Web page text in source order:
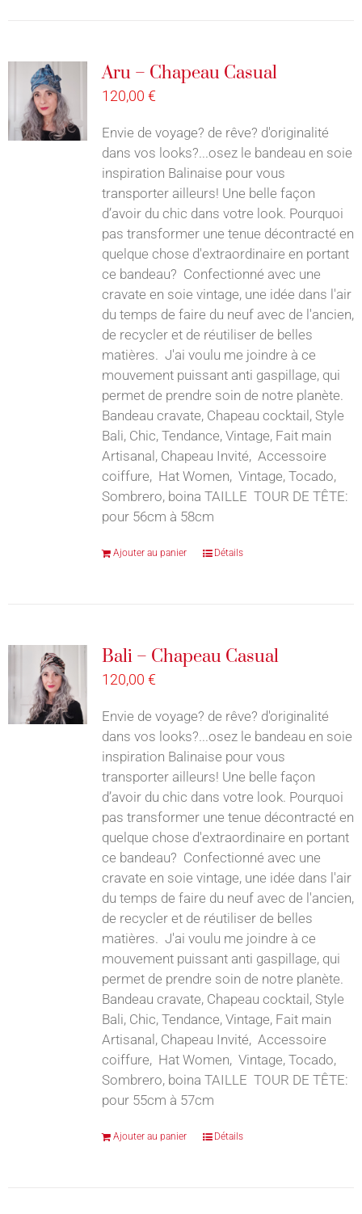
Aru – Chapeau Casual
120,00 €
Envie de voyage? de rêve? d'originalité
dans vos looks?...osez le bandeau en soie
inspiration Balinaise pour vous
transporter ailleurs! Une belle façon
d’avoir du chic dans votre look. Pourquoi
pas transformer une tenue décontracté en
quelque chose d'extraordinaire en portant
ce bandeau? Confectionné avec une
cravate en soie vintage, une idée dans l'air
du temps de faire du neuf avec de l'ancien,
de recycler et de réutiliser de belles
matières. J'ai voulu me joindre à ce
mouvement puissant anti gaspillage, qui
permet de prendre soin de notre planète.
Bandeau cravate, Chapeau cocktail, Style
Bali, Chic, Tendance, Vintage, Fait main
Artisanal, Chapeau Invité, Accessoire
coiffure, Hat Women, Vintage, Tocado,
Sombrero, boina TAILLE TOUR DE TÊTE:
pour 56cm à 58cm
Ajouter au panier Détails
Bali – Chapeau Casual
120,00 €
Envie de voyage? de rêve? d'originalité
dans vos looks?...osez le bandeau en soie
inspiration Balinaise pour vous
transporter ailleurs! Une belle façon
d’avoir du chic dans votre look. Pourquoi
pas transformer une tenue décontracté en
quelque chose d'extraordinaire en portant
ce bandeau? Confectionné avec une
cravate en soie vintage, une idée dans l'air
du temps de faire du neuf avec de l'ancien,
de recycler et de réutiliser de belles
matières. J'ai voulu me joindre à ce
mouvement puissant anti gaspillage, qui
permet de prendre soin de notre planète.
Bandeau cravate, Chapeau cocktail, Style
Bali, Chic, Tendance, Vintage, Fait main
Artisanal, Chapeau Invité, Accessoire
coiffure, Hat Women, Vintage, Tocado,
Sombrero, boina TAILLE TOUR DE TÊTE:
pour 55cm à 57cm
Ajouter au panier Détails